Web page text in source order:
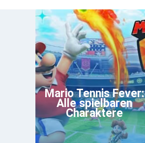
Mario Tennis Fever:
Alle spielbaren
Charaktere